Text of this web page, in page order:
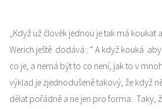
„Když už člověk jednou je tak má koukat
Werich ještě dodává : “ A když kouká
co je, a nemá být to co není, jak to v
výklad je zjednodušeně takový, že když
dělat pořádně a ne jen pro forma. Taky,